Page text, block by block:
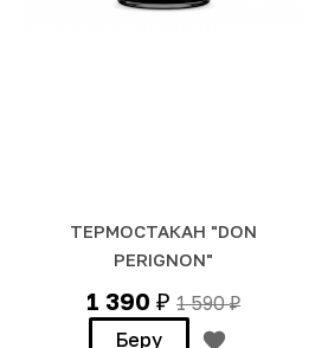
ТЕРМОСТАКАН "DON
PERIGNON"
1 390₽ 1 590₽
Беру